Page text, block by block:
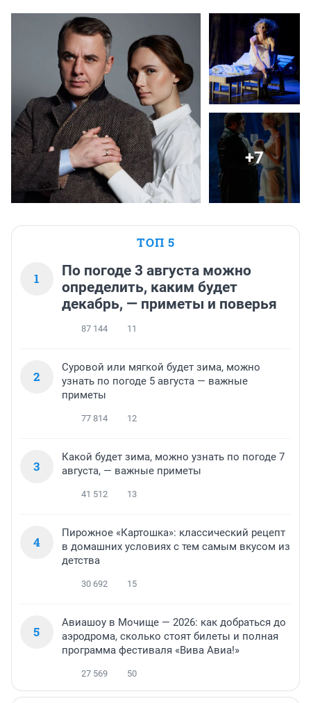
+7
ТОП 5
1
По погоде 3 августа можно
определить, каким будет
декабрь, — приметы и поверья
87 144 11
2
Суровой или мягкой будет зима, можно
узнать по погоде 5 августа — важные
приметы
77 814 12
3
Какой будет зима, можно узнать по погоде 7
августа, — важные приметы
41 512 13
4
Пирожное «Картошка»: классический рецепт
в домашних условиях с тем самым вкусом из
детства
30 692 15
5
Авиашоу в Мочище — 2026: как добраться до
аэродрома, сколько стоят билеты и полная
программа фестиваля «Вива Авиа!»
27 569 50